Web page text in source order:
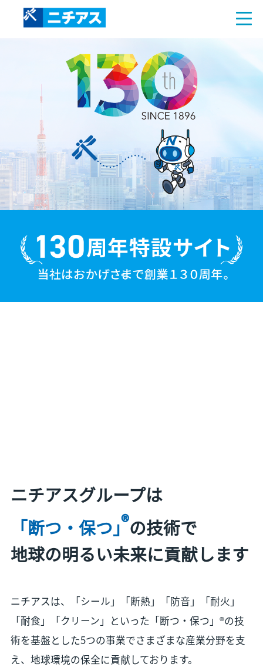
ニチアスグループは
「断つ・保つ」
®の技術で
地球の明るい未来に貢献します
ニチアスは、「シール」「断熱」「防音」「耐火」
「耐食」「クリーン」といった「断つ・保つ」®の技
術を基盤とした5つの事業でさまざまな産業分野を支
え、地球環境の保全に貢献しております。